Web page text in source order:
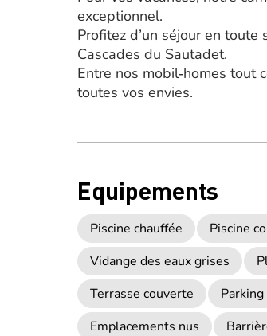
exceptionnel.
Profitez d’un séjour en
Cascades du Sautadet.
Entre nos mobil‑homes tout
toutes vos envies.
Equipements
Piscine chauffée Piscine
Vidange des eaux grises
Terrasse couverte
Emplacements nus